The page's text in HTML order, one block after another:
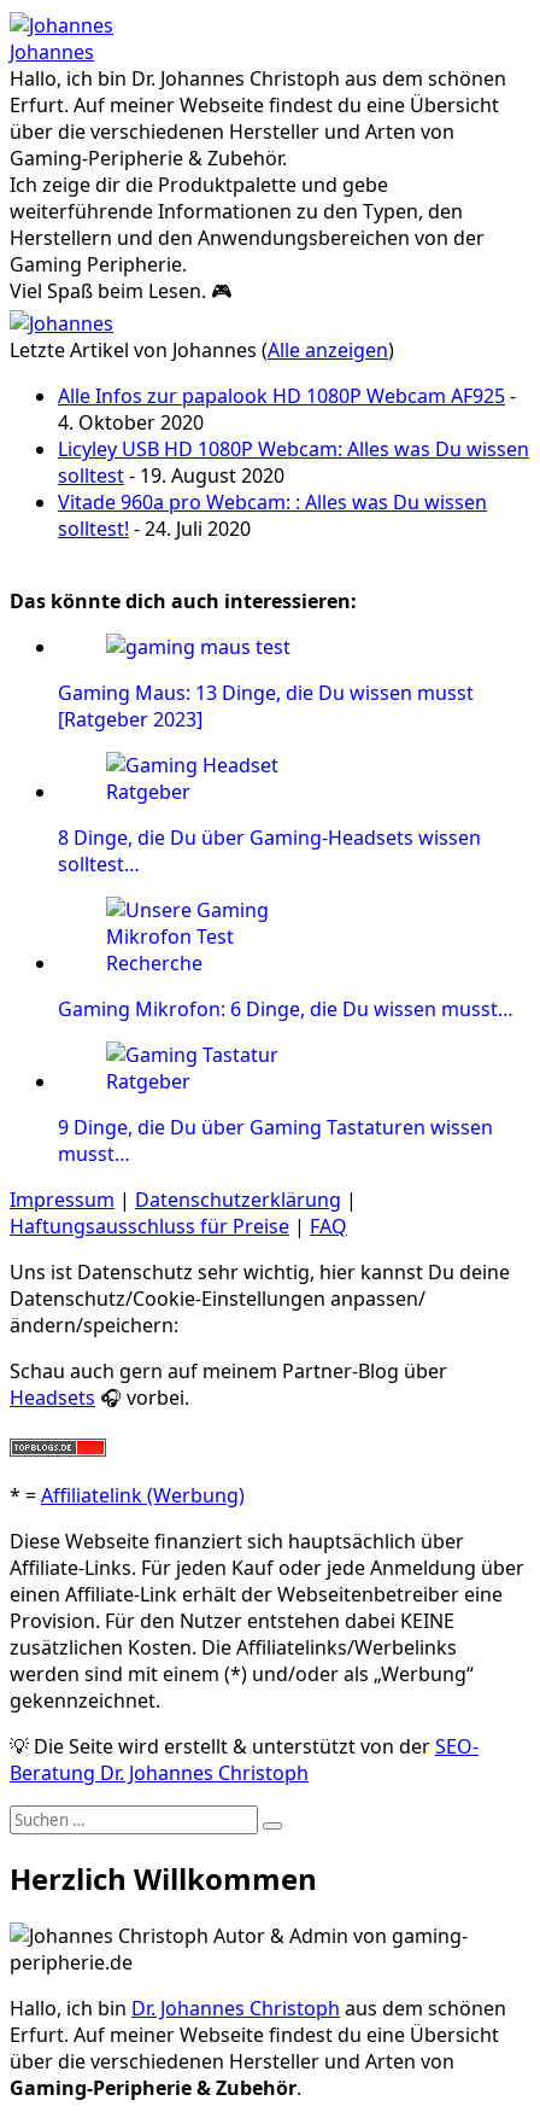
Johannes
Hallo, ich bin Dr. Johannes Christoph aus dem schönen
Erfurt. Auf meiner Webseite findest du eine Übersicht
über die verschiedenen Hersteller und Arten von
Gaming-Peripherie & Zubehör.
Ich zeige dir die Produktpalette und gebe
weiterführende Informationen zu den Typen, den
Herstellern und den Anwendungsbereichen von der
Gaming Peripherie.
Viel Spaß beim Lesen. 🎮
Letzte Artikel von Johannes (Alle anzeigen)
Alle Infos zur papalook HD 1080P Webcam AF925-
4. Oktober 2020
Licyley USB HD 1080P Webcam: Alles was Du wissen
solltest- 19. August 2020
Vitade 960a pro Webcam: : Alles was Du wissen
solltest! - 24. Juli 2020
Das könnte dich auch interessieren:
Gaming Maus: 13 Dinge, die Du wissen musst
[Ratgeber 2023]
8 Dinge, die Du über Gaming-Headsets wissen
solltest…
Gaming Mikrofon: 6 Dinge, die Du wissen musst…
9 Dinge, die Du über Gaming Tastaturen wissen
musst…
Impressum | Datenschutzerklärung |
Haftungsausschluss für Preise | FAQ
Uns ist Datenschutz sehr wichtig, hier kannst Du deine
Datenschutz/Cookie-Einstellungen anpassen/
ändern/speichern:
Schau auch gern auf meinem Partner-Blog über
Headsets 🎧 vorbei.
* =Affiliatelink (Werbung)
Diese Webseite finanziert sich hauptsächlich über
Affiliate-Links. Für jeden Kauf oder jede Anmeldung über
einen Affiliate-Link erhält der Webseitenbetreiber eine
Provision. Für den Nutzer entstehen dabei KEINE
zusätzlichen Kosten. Die Affiliatelinks/Werbelinks
werden sind mit einem (*) und/oder als „Werbung“
gekennzeichnet.
💡 Die Seite wird erstellt & unterstützt von derSEO-
Beratung Dr. Johannes Christoph
Suche
Suchen
Herzlich Willkommen
Hallo, ich bin Dr. Johannes Christoph aus dem schönen
Erfurt. Auf meiner Webseite findest du eine Übersicht
über die verschiedenen Hersteller und Arten von
Gaming-Peripherie & Zubehör.